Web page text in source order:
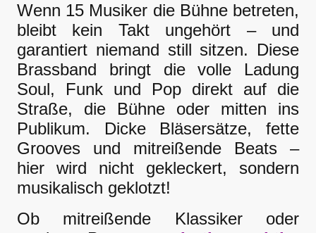
Wenn 15 Musiker die Bühne betreten,
bleibt kein Takt ungehört – und
garantiert niemand still sitzen. Diese
Brassband bringt die volle Ladung
Soul, Funk und Pop direkt auf die
Straße, die Bühne oder mitten ins
Publikum. Dicke Bläsersätze, fette
Grooves und mitreißende Beats –
hier wird nicht gekleckert, sondern
musikalisch geklotzt!
Ob mitreißende Klassiker oder